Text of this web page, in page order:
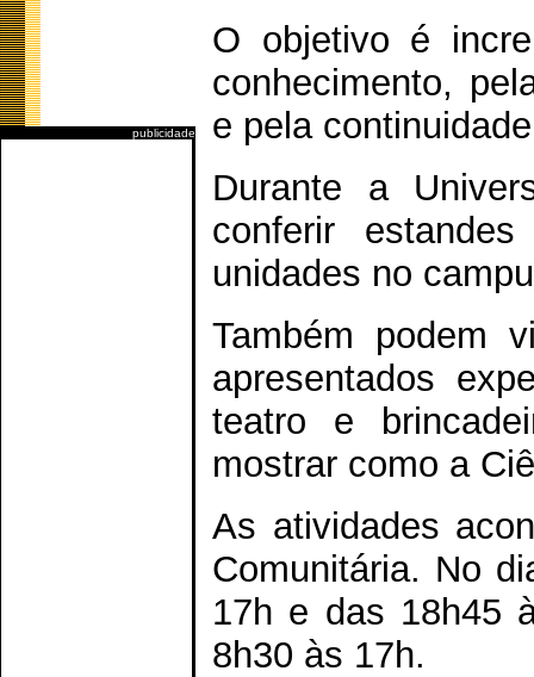
publicidade
O objetivo é
conhecimento,
e pela
Durante a
conferir
unidades no
Também podem
apresentados
teatro e
mostrar como a
As atividades
Comunitária. No
17h e das 18h45
8h30 às 17h.